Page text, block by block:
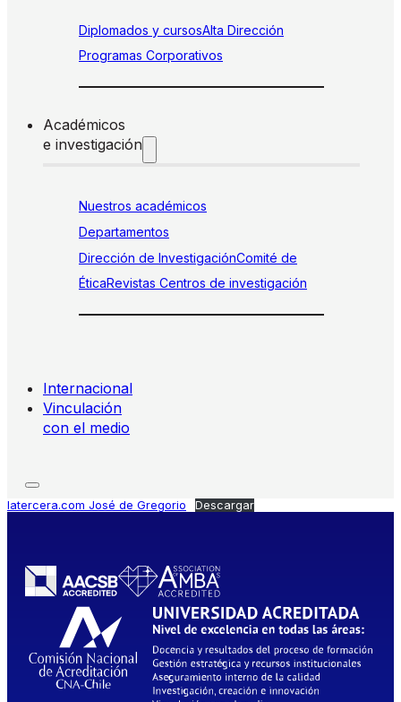
Diplomados y cursosAlta Dirección
Programas Corporativos
Académicos
e investigación
Nuestros académicos
Departamentos
Dirección de InvestigaciónComité de
ÉticaRevistas Centros de investigación
Internacional
Vinculación
con el medio
latercera.com José de Gregorio Descargar